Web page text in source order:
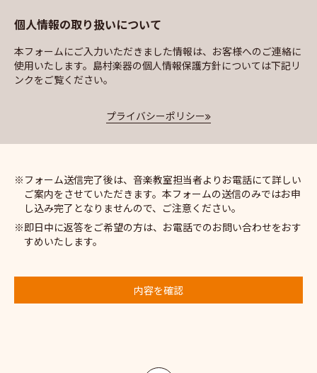
個人情報の取り扱いについて
本フォームにご入力いただきました情報は、お客様へのご連絡に
使用いたします。島村楽器の個人情報保護方針については下記リ
ンクをご覧ください。
プライバシーポリシー
フォーム送信完了後は、音楽教室担当者よりお電話にて詳しい
ご案内をさせていただきます。本フォームの送信のみではお申
し込み完了となりませんので、ご注意ください。
即日中に返答をご希望の方は、お電話でのお問い合わせをおす
すめいたします。
内容を確認